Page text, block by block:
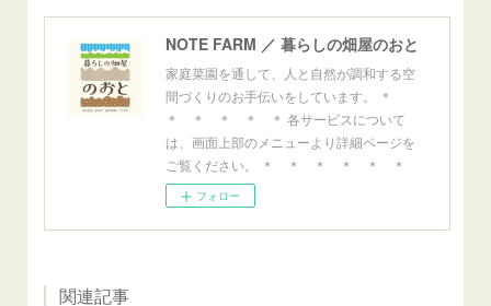
NOTE FARM ／ 暮らしの畑屋のおと
家庭菜園を通して、人と自然が調和する空
間づくりのお手伝いをしています。 ＊
＊ ＊ ＊ ＊ ＊ 各サービスについて
は、画面上部のメニューより詳細ページを
ご覧ください。 ＊ ＊ ＊ ＊ ＊ ＊
フォロー
関連記事